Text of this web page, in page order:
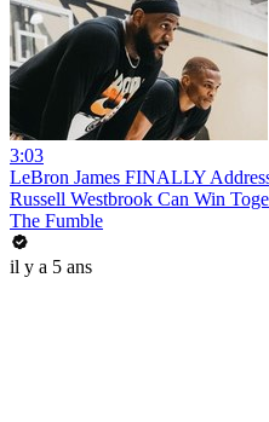
3:03
LeBron James FINALLY
Russell Westbrook Can Win
The Fumble
il y a 5 ans